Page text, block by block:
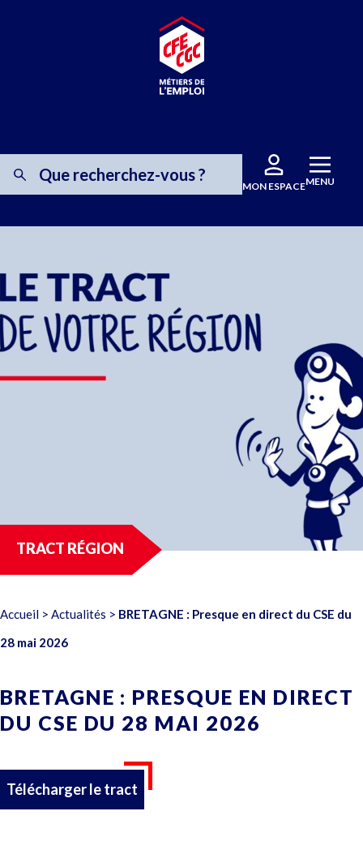
MON ESPACEMENU
TRACT RÉGION
Accueil > Actualités > BRETAGNE : Presque en direct du CSE du
28 mai 2026
BRETAGNE : PRESQUE EN DIRECT
DU CSE DU 28 MAI 2026
Télécharger le tract